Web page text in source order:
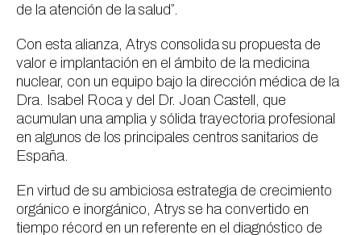
de la atención de la salud”.
Con esta alianza, Atrys consolida su propuesta de
valor e implantación en el ámbito de la medicina
nuclear, con un equipo bajo la dirección médica de la
Dra. Isabel Roca y del Dr. Joan Castell, que
acumulan una amplia y sólida trayectoria profesional
en algunos de los principales centros sanitarios de
España.
En virtud de su ambiciosa estrategia de crecimiento
orgánico e inorgánico, Atrys se ha convertido en
tiempo récord en un referente en el diagnóstico de